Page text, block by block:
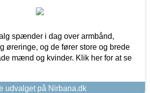
spænder i dag over armbånd,
øreringe, og de fører store og brede
mænd og kvinder. Klik her for at se
udvalget på Nirbana.dk